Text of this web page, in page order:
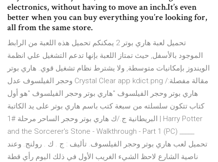
electronics, without having to move an inch.It’s even
better when you can buy everything you’re looking for,
all from the same store.
تحميل لعبة هاري بوتر 2 يمكنكم تحميل هذه اللعبة من الرابط
الموجود بالأسفل, حيث تمتاز اللعبة بإنها تدعم التشغيل علي انظمة
الويندوز بإمكانيات متوسطة, ولا يشترط نظام تشغيل قوي. هاري بوتر
وحجر الفيلسوف عدل Crystal Clear app kdict.png مقالة مفصلة:/
هاري بوتر وحجر الفيلسوف "هاري بوتر وحجر الفيلسوف "هو أول
كتاب تتكون سلسلته من سبعة كتب باسم هاري بوتر على يد الكاتبة
البريطانية ج./ك هاري بوتر وحجر الساحر مرحلة #1 | Harry Potter
and the Sorcerer's Stone - Walkthrough - Part 1 (PC) _____
تحميل لعب هاري بوتر وحجر الفيلسوف. تأليف : ج . ك . رولنج. وعند
ناصية الشارع لاحظ الشيء الغريب الأول في ذلك اليوم رأي قطة